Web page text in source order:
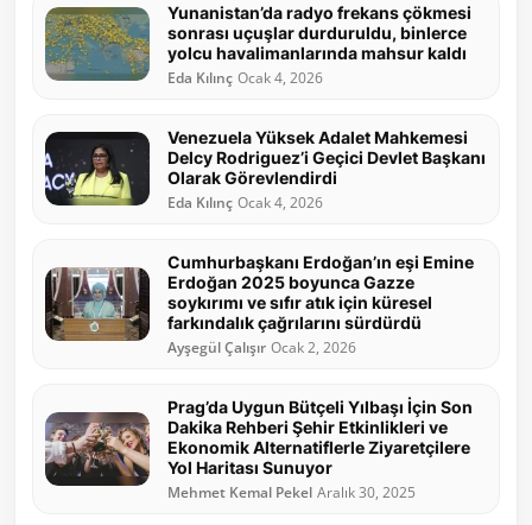
Yunanistan’da radyo frekans çökmesi
sonrası uçuşlar durduruldu, binlerce
yolcu havalimanlarında mahsur kaldı
Eda Kılınç Ocak 4, 2026
Venezuela Yüksek Adalet Mahkemesi
Delcy Rodriguez’i Geçici Devlet Başkanı
Olarak Görevlendirdi
Eda Kılınç Ocak 4, 2026
Cumhurbaşkanı Erdoğan’ın eşi Emine
Erdoğan 2025 boyunca Gazze
soykırımı ve sıfır atık için küresel
farkındalık çağrılarını sürdürdü
Ayşegül Çalışır Ocak 2, 2026
Prag’da Uygun Bütçeli Yılbaşı İçin Son
Dakika Rehberi Şehir Etkinlikleri ve
Ekonomik Alternatiflerle Ziyaretçilere
Yol Haritası Sunuyor
Mehmet Kemal Pekel Aralık 30, 2025